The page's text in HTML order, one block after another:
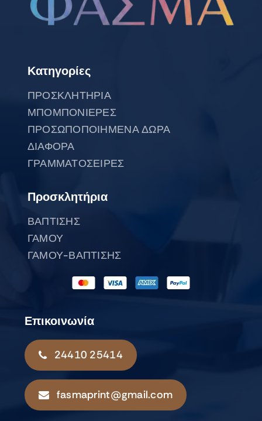
Κατηγορίες
ΠΡΟΣΚΛΗΤΗΡΙΑ
ΜΠΟΜΠΟΝΙΕΡΕΣ
ΠΡΟΣΩΠΟΠΟΙΗΜΕΝΑ ΔΩΡΑ
ΔΙΑΦΟΡΑ
ΓΡΑΜΜΑΤΟΣΕΙΡΕΣ
Προσκλητήρια
ΒΑΠΤΙΣΗΣ
ΓΑΜΟΥ
ΓΑΜΟΥ-ΒΑΠΤΙΣΗΣ
Επικοινωνία
24410 25414
fasmaprint@gmail.com